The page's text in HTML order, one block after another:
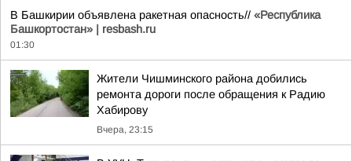
В Башкирии объявлена ракетная опасность// «Республика
Башкортостан» | resbash.ru
01:30
Жители Чишминского района добились
ремонта дороги после обращения к Радию
Хабирову
Вчера, 23:15